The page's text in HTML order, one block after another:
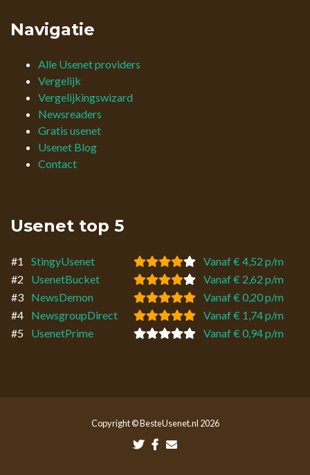
Navigatie
Alle Usenet providers
Vergelijk
Vergelijkingswizard
Newsreaders
Gratis usenet
Usenet Blog
Contact
Usenet top 5
#1 StingyUsenet
Vanaf € 4,52 p/m
#2
UsenetBucket
Vanaf € 2,62 p/m
#3
NewsDemon
Vanaf € 0,20 p/m
#4
NewsgroupDirect
Vanaf € 1,74 p/m
#5
UsenetPrime Vanaf € 0,94 p/m
Copyright © BesteUsenet.nl 2026